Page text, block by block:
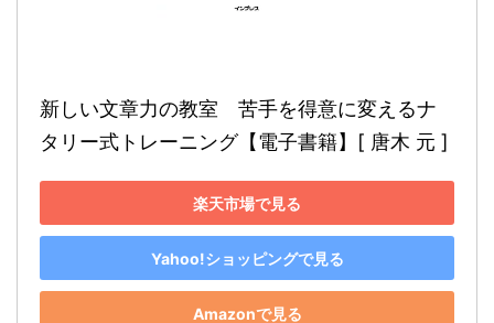
新しい文章力の教室　苦手を得意に変えるナ
タリー式トレーニング【電子書籍】[ 唐木 元 ]
楽天市場で見る
Yahoo!ショッピングで見る
Amazonで見る